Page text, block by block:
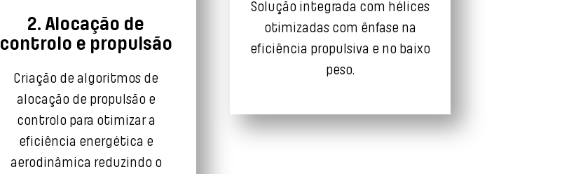
2. Alocação de
controlo e propulsão
Criação de algoritmos de
alocação de propulsão e
controlo para otimizar a
eficiência energética e
aerodinâmica reduzindo o
Solução integrada com hélices
otimizadas com ênfase na
eficiência propulsiva e no baixo
peso.